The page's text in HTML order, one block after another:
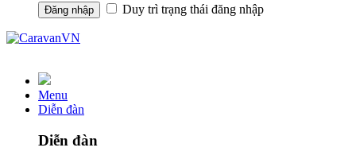
Duy trì trạng thái đăng nhập
Menu
Diễn đàn
Diễn đàn